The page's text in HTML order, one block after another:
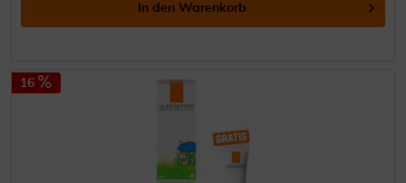
In den Warenkorb
16